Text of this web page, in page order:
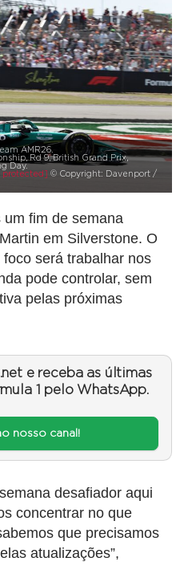
AMR26.
Rd 9, British Grand Prix,
Day.
protected]
© Copyright: Davenport /
fim de semana
em Silverstone. O
será trabalhar nos
pode controlar, sem
pelas próximas
e receba as últimas
1 pelo WhatsApp.
nosso canal!
desafiador aqui
concentrar no que
que precisamos
atualizações”,